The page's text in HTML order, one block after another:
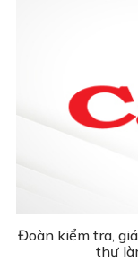
Đoàn kiểm tra,
thư